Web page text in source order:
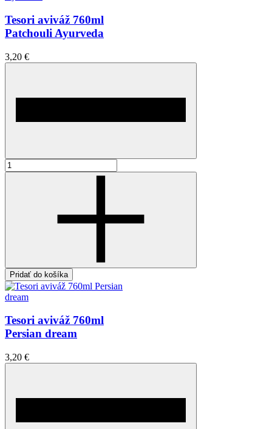
Tesori aviváž 760ml
Patchouli Ayurveda
3,20 €
Pridať do košíka
Tesori aviváž 760ml
Persian dream
3,20 €